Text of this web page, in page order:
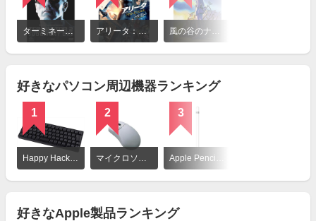
ターミネーター2 アリータ：バトル・エンジェル 風の谷のナウシカ
好きなパソコン周辺機器ランキング
1
Happy Hacking Keyboard Professional HYBRID Type-S
2
マイクロソフト インテリマウス
3
好きなApple製品ランキング